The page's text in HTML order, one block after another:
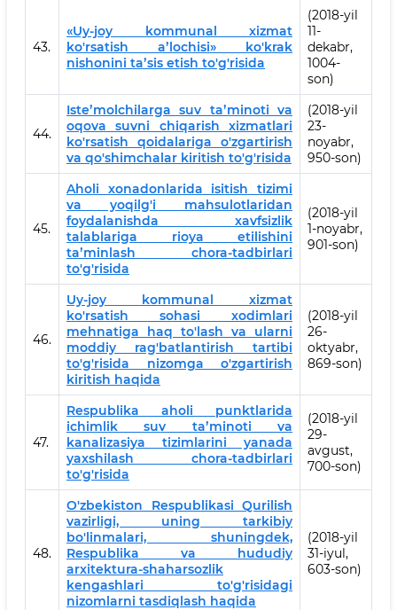
43.
«Uy-joy kommunal xizmat
ko'rsatish aʼlochisi» ko'krak
nishonini taʼsis etish to'g'risida
(2018-yil
11-
dekabr,
1004-
son)
44.
Isteʼmolchilarga suv taʼminoti va
oqova suvni chiqarish xizmatlari
ko'rsatish qoidalariga o'zgartirish
va qo'shimchalar kiritish to'g'risida
(2018-yil
23-
noyabr,
950-son)
45.
Aholi xonadonlarida isitish tizimi
va yoqilg'i mahsulotlaridan
foydalanishda xavfsizlik
talablariga rioya etilishini
taʼminlash chora-tadbirlari
to'g'risida
(2018-yil
1-noyabr,
901-son)
46.
Uy-joy kommunal xizmat
ko'rsatish sohasi xodimlari
mehnatiga haq to'lash va ularni
moddiy rag'batlantirish tartibi
to'g'risida nizomga o'zgartirish
kiritish haqida
(2018-yil
26-
oktyabr,
869-son)
47.
Respublika aholi punktlarida
ichimlik suv taʼminoti va
kanalizasiya tizimlarini yanada
yaxshilash chora-tadbirlari
to'g'risida
(2018-yil
29-
avgust,
700-son)
48.
O'zbekiston Respublikasi Qurilish
vazirligi, uning tarkibiy
bo'linmalari, shuningdek,
Respublika va hududiy
arxitektura-shaharsozlik
kengashlari to'g'risidagi
nizomlarni tasdiqlash haqida
(2018-yil
31-iyul,
603-son)